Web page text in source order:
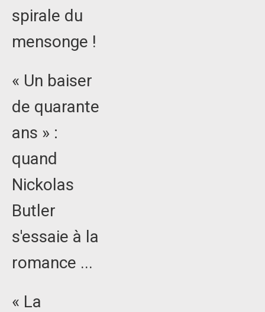
spirale du
mensonge !
« Un baiser
de quarante
ans » :
quand
Nickolas
Butler
s'essaie à la
romance ...
« La